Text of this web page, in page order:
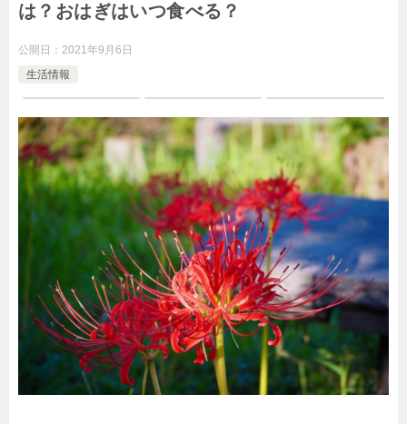
は？おはぎはいつ食べる？
公開日： 2021年9月6日
生活情報